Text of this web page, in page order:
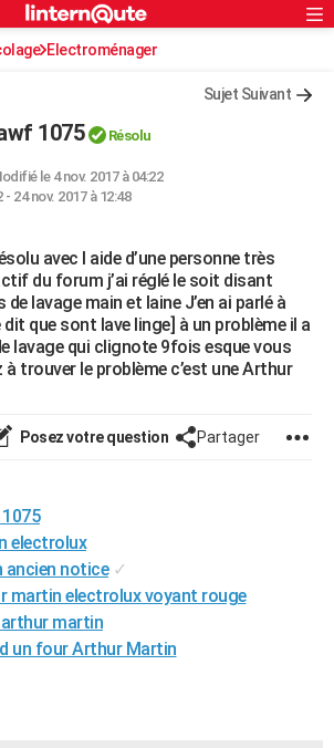
S'inscrire
Connexion
Electroménager
Sujet Suivant
1075 Résolu
le 4 nov. 2017 à 04:22
- 24 nov. 2017 à 12:48
avec l aide d’une personne très
du forum j’ai réglé le soit disant
lavage main et laine J’en ai parlé à
que sont lave linge] à un problème il a
lavage qui clignote 9fois esque vous
trouver le problème c’est une Arthur
Posez votre question Partager
electrolux
ancien notice ✓
martin electrolux voyant rouge
martin
un four Arthur Martin